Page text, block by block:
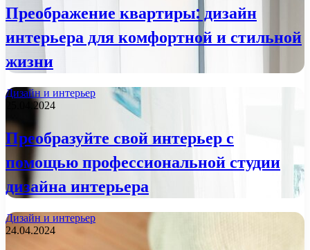
Преображение квартиры: дизайн
интерьера для комфортной и стильной
жизни
Дизайн и интерьер
25.04.2024
Преобразуйте свой интерьер с
помощью профессиональной студии
дизайна интерьера
Дизайн и интерьер
24.04.2024